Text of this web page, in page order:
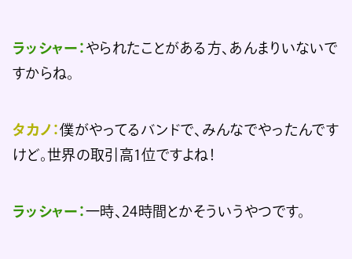
ラッシャー： やられたことがある方、あんまりいないで
すからね。
タカノ：僕がやってるバンドで、みんなでやったんです
けど。世界の取引高1位ですよね！
ラッシャー：一時、24時間とかそういうやつです。